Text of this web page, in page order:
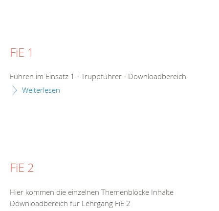
FiE 1
Führen im Einsatz 1 - Truppführer - Downloadbereich
Weiterlesen
FiE 2
Hier kommen die einzelnen Themenblöcke Inhalte
Downloadbereich für Lehrgang FiE 2